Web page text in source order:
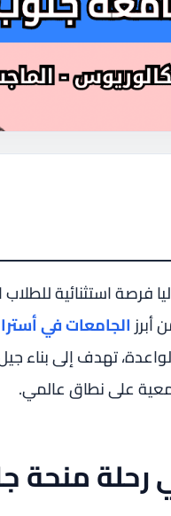
فرصة استثنائية
أبرز الجامعات في
تهدف إلى
على نطاق عالمي.
رحلة منحة